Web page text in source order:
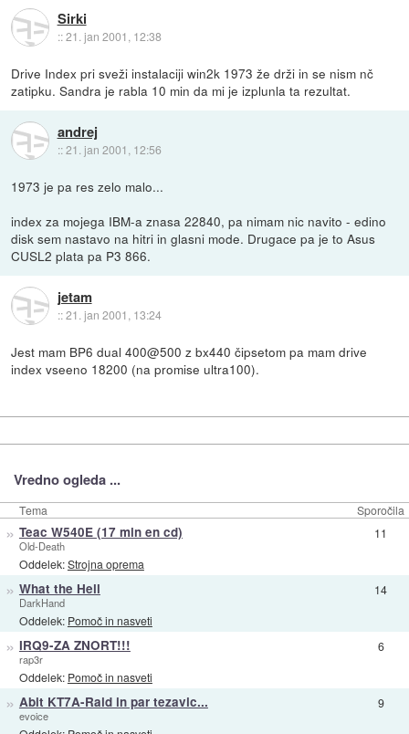
Sirki
::21. jan 2001, 12:38
Drive Index pri sveži instalaciji win2k 1973 že drži in se nism nč
zatipku. Sandra je rabla 10 min da mi je izplunla ta rezultat.
andrej
::21. jan 2001, 12:56
1973 je pa res zelo malo...
index za mojega IBM-a znasa 22840, pa nimam nic navito - edino
disk sem nastavo na hitri in glasni mode. Drugace pa je to Asus
CUSL2 plata pa P3 866.
jetam
::21. jan 2001, 13:24
Jest mam BP6 dual 400@500 z bx440 čipsetom pa mam drive
index vseeno 18200 (na promise ultra100).
Vredno ogleda ...
Tema Sporočila
» Teac W540E (17 min en cd)
Old-Death
Oddelek:Strojna oprema
11
» What the Hell
DarkHand
Oddelek: Pomoč in nasveti
14
» IRQ9-ZA ZNORT!!!
rap3r
Oddelek: Pomoč in nasveti
6
» Abit KT7A-Raid in par tezavic...
evoice
9